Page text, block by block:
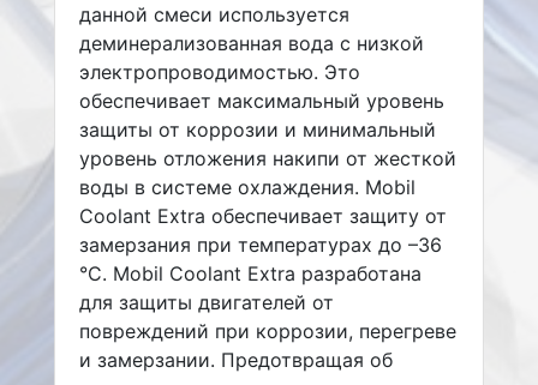
данной смеси используется
деминерализованная вода с низкой
электропроводимостью. Это
обеспечивает максимальный уровень
защиты от коррозии и минимальный
уровень отложения накипи от жесткой
воды в системе охлаждения. Mobil
Coolant Extra обеспечивает защиту от
замерзания при температурах до –36
°C. Mobil Coolant Extra разработана
для защиты двигателей от
повреждений при коррозии, перегреве
и замерзании. Предотвращая об